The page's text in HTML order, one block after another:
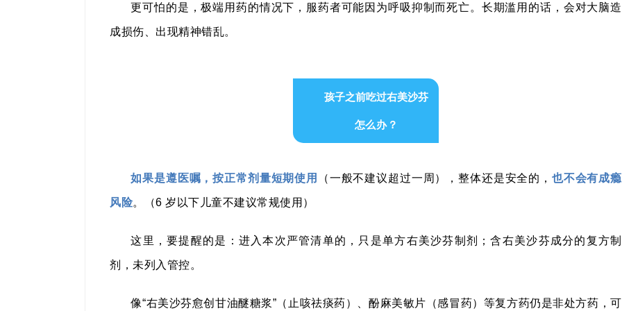
更可怕的是，极端用药的情况下，服药者可能因为呼吸抑制而死亡。长期滥用的话，会对大脑造
成损伤、出现精神错乱。
孩子之前吃过右美沙芬
怎么办？
如果是遵医嘱，按正常剂量短期使用 （一般不建议超过一周），整体还是安全的， 也不会有成瘾
风险。（6 岁以下儿童不建议常规使用）
这里，要提醒的是：进入本次严管清单的，只是单方右美沙芬制剂；含右美沙芬成分的复方制
剂，未列入管控。
像“右美沙芬愈创甘油醚糖浆”（止咳祛痰药）、酚麻美敏片（感冒药）等复方药仍是非处方药，可